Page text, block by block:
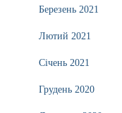
Березень 2021
Лютий 2021
Січень 2021
Грудень 2020